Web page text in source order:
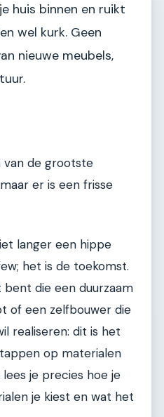
huis binnen en ruikt
wel kurk. Geen
nieuwe meubels,
van de grootste
er is een frisse
langer een hippe
het is de toekomst.
die een duurzaam
of een zelfbouwer die
realiseren: dit is het
op materialen
je precies hoe je
je kiest en wat het